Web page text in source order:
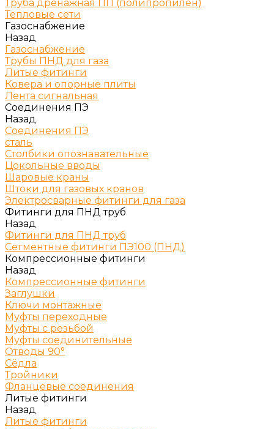
Труба дренажная ПП (полипропилен)
Тепловые сети
Газоснабжение
Назад
Газоснабжение
Трубы ПНД для газа
Литые фитинги
Ковера и опорные плиты
Лента сигнальная
Соединения ПЭ
Назад
Соединения ПЭ
сталь
Столбики опознавательные
Цокольные вводы
Шаровые краны
Штоки для газовых кранов
Электросварные фитинги для газа
Фитинги для ПНД труб
Назад
Фитинги для ПНД труб
Сегментные фитинги ПЭ100 (ПНД)
Компрессионные фитинги
Назад
Компрессионные фитинги
Заглушки
Ключи монтажные
Муфты переходные
Муфты с резьбой
Муфты соединительные
Отводы 90°
Сёдла
Тройники
Фланцевые соединения
Литые фитинги
Назад
Литые фитинги